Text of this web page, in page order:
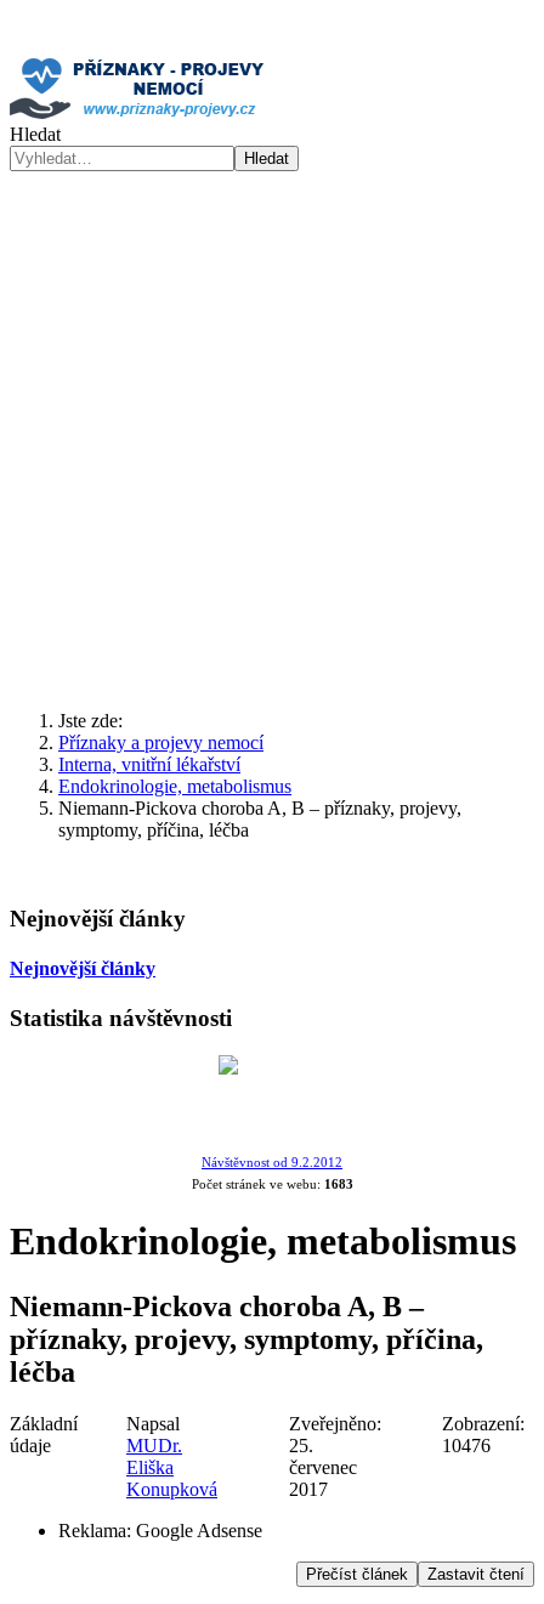
Hledat
Hledat
Jste zde:
Příznaky a projevy nemocí
Interna, vnitřní lékařství
Endokrinologie, metabolismus
Niemann-Pickova choroba A, B – příznaky, projevy,
symptomy, příčina, léčba
Nejnovější články
Nejnovější články
Statistika návštěvnosti
Návštěvnost od 9.2.2012
Počet stránek ve webu: 1683
Endokrinologie, metabolismus
Niemann-Pickova choroba A, B –
příznaky, projevy, symptomy, příčina,
léčba
Základní
údaje
Napsal
MUDr.
Eliška
Konupková
Zveřejněno:
25.
červenec
2017
Zobrazení:
10476
Reklama: Google Adsense
Přečíst článek Zastavit čtení